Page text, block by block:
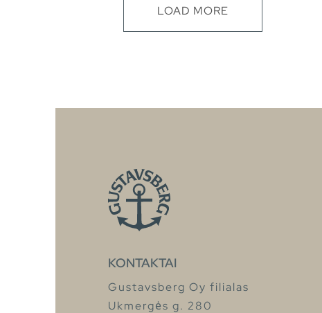
LOAD MORE
KONTAKTAI
Gustavsberg Oy filialas
Ukmergės g. 280